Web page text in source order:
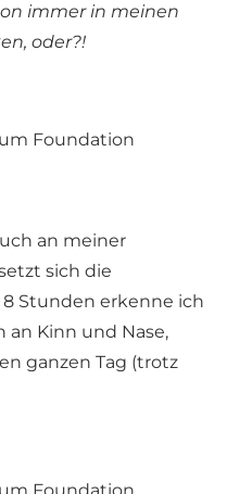
immer in meinen
oder?!
an meiner
sich die
Stunden erkenne ich
an Kinn und Nase,
ganzen Tag (trotz